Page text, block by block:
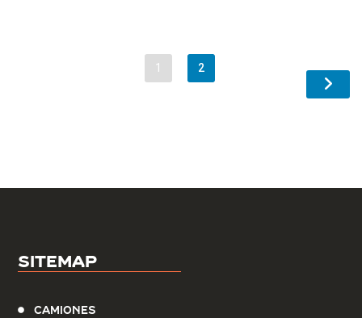
1 2
Sitemap
Camiones